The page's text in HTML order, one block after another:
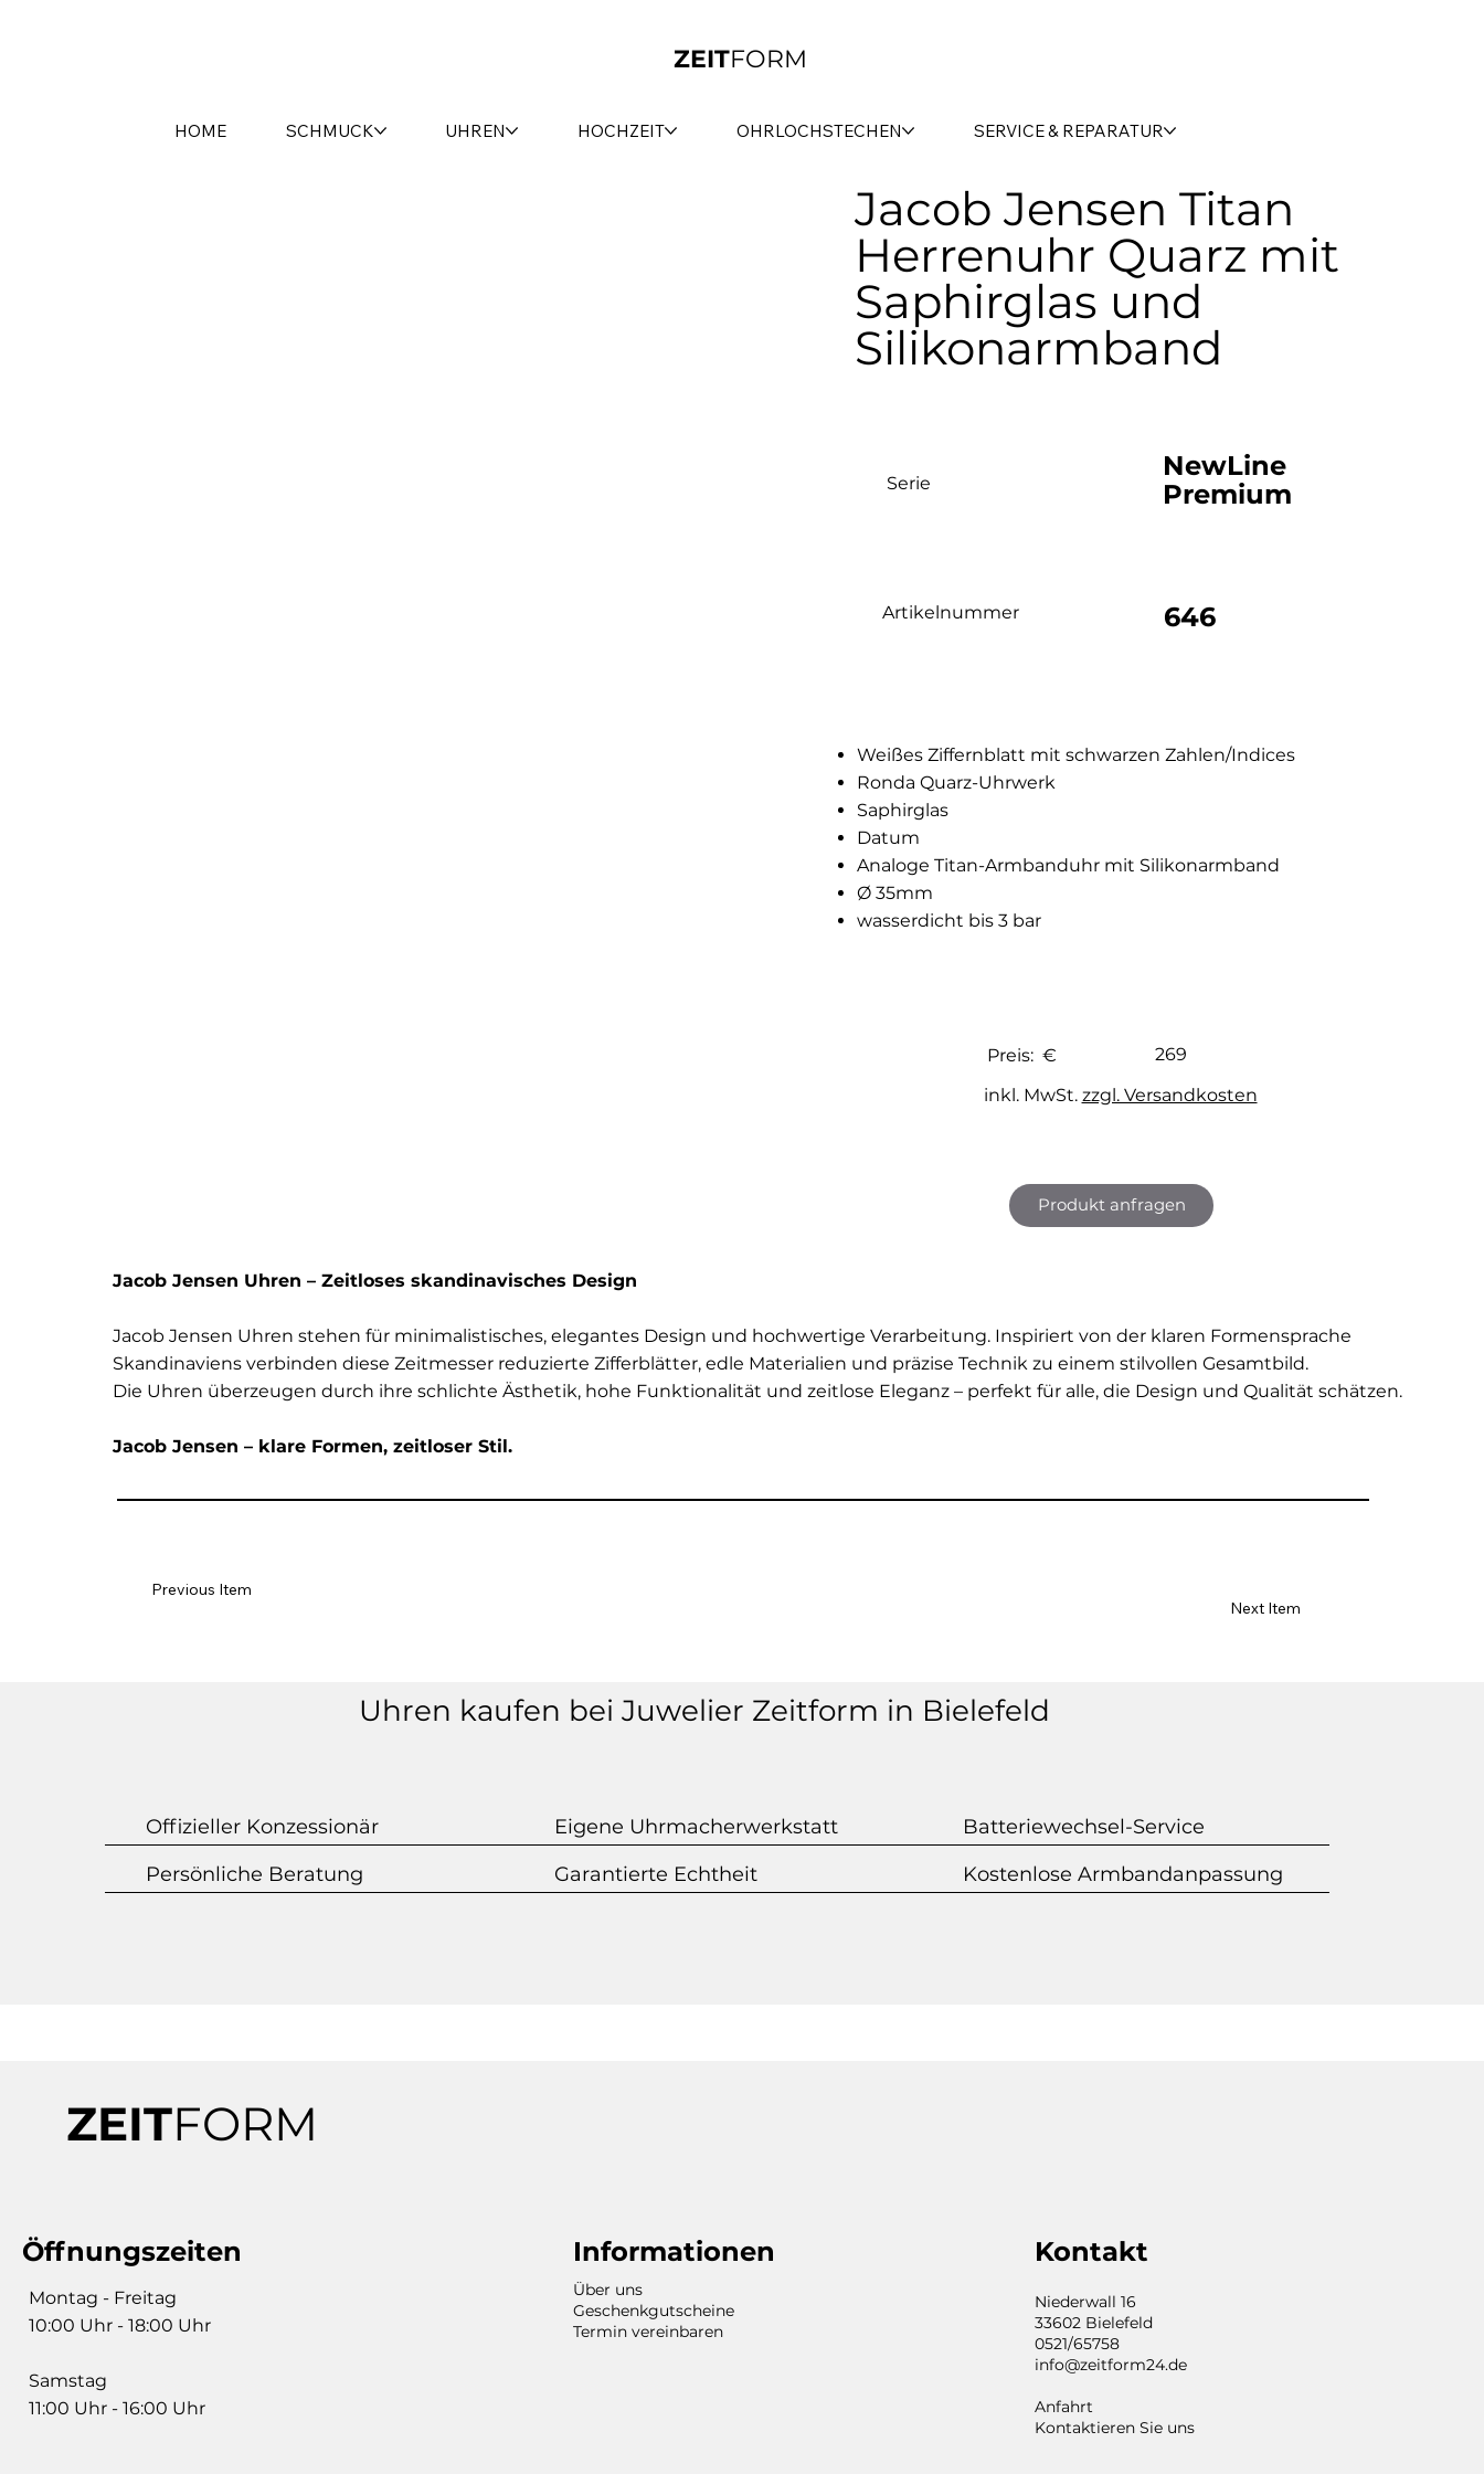
ZEITFORM
HOME SCHMUCK UHREN HOCHZEIT OHRLOCHSTECHEN SERVICE & REPARATUR
Next Item
Previous Item
Jacob Jensen Titan
Herrenuhr Quarz mit
Saphirglas und
Silikonarmband
Serie
NewLine
Premium
Artikelnummer 646
Weißes Ziffernblatt mit schwarzen Zahlen/Indices
Ronda Quarz-Uhrwerk
Saphirglas
Datum
Analoge Titan-Armbanduhr mit Silikonarmband
Ø 35mm
wasserdicht bis 3 bar
Preis: €
269
inkl. MwSt. zzgl. Versandkosten
Produkt anfragen
Jacob Jensen Uhren – Zeitloses skandinavisches Design
Jacob Jensen Uhren stehen für minimalistisches, elegantes Design und hochwertige Verarbeitung. Inspiriert von der klaren Formensprache
Skandinaviens verbinden diese Zeitmesser reduzierte Zifferblätter, edle Materialien und präzise Technik zu einem stilvollen Gesamtbild.
Die Uhren überzeugen durch ihre schlichte Ästhetik, hohe Funktionalität und zeitlose Eleganz – perfekt für alle, die Design und Qualität schätzen.
Jacob Jensen – klare Formen, zeitloser Stil.
Uhren kaufen bei Juwelier Zeitform in Bielefeld
Offizieller Konzessionär Eigene Uhrmacherwerkstatt
Batteriewechsel-Service
Persönliche Beratung
Garantierte Echtheit Kostenlose Armbandanpassung
ZEITFORM
Öffnungszeiten
Montag - Freitag
10:00 Uhr - 18:00 Uhr
Samstag
11:00 Uhr - 16:00 Uhr
Informationen
Über uns
Geschenkgutscheine
Termin vereinbaren
Kontakt
Niederwall 16
33602 Bielefeld
0521/65758
info@zeitform24.de
Anfahrt
Kontaktieren Sie uns